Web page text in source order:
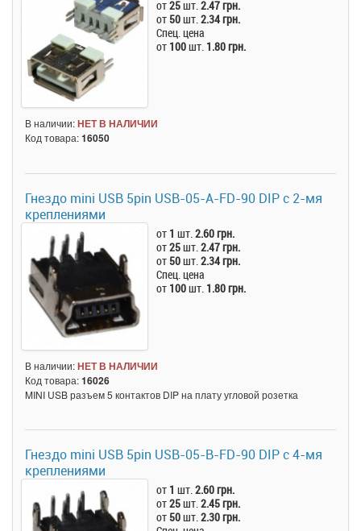
от25шт.2.47 грн.
от 50шт.2.34 грн.
Спец. цена
от 100шт. 1.80 грн.
В наличии:НЕТ В НАЛИЧИИ
Код товара:16050
Гнездо mini USB 5pin USB-05-A-FD-90 DIP с 2-мя
креплениями
от 1 шт.2.60 грн.
от25шт.2.47 грн.
от 50шт.2.34 грн.
Спец. цена
от 100шт. 1.80 грн.
В наличии:НЕТ В НАЛИЧИИ
Код товара:16026
MINI USB разъем 5 контактов DIP на плату угловой розетка
Гнездо mini USB 5pin USB-05-B-FD-90 DIP с 4-мя
креплениями
от 1 шт.2.60 грн.
от25шт.2.45 грн.
от 50шт.2.30 грн.